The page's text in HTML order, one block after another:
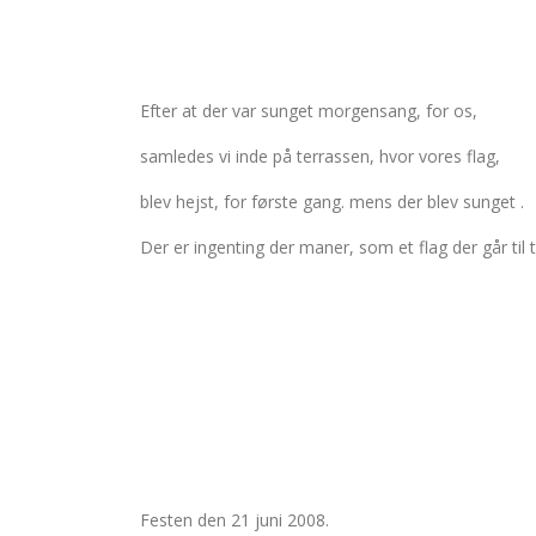
Efter at der var sunget morgensang, for os,
samledes vi inde på terrassen, hvor vores flag,
blev hejst, for første gang. mens der blev sunget .
Der er ingenting der maner, som et flag der går til
Festen den 21 juni 2008.